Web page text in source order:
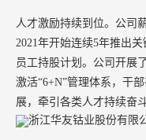
人才激励持续到位。公司
2021年开始连续5年推出关
员工持股计划。公司开展
激活“6+N”管理体系，干
展，牵引各类人才持续奋